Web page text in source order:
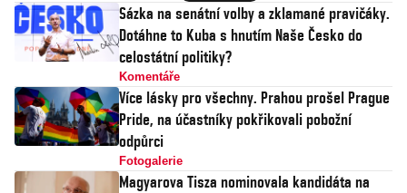
Sázka na senátní volby a zklamané pravičáky.
Dotáhne to Kuba s hnutím Naše Česko do
celostátní politiky?
Komentáře
Více lásky pro všechny. Prahou prošel Prague
Pride, na účastníky pokřikovali pobožní
odpůrci
Fotogalerie
Magyarova Tisza nominovala kandidáta na